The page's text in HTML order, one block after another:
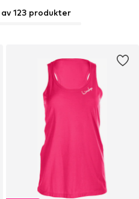
123 produkter